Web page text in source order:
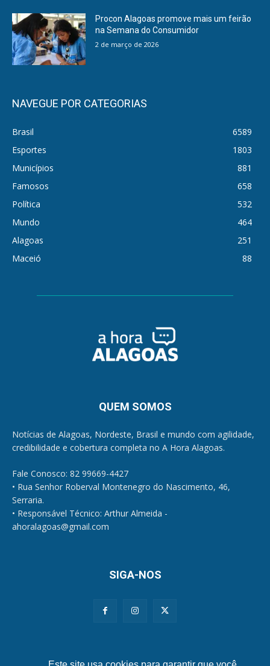
Procon Alagoas promove mais um feirão
na Semana do Consumidor
2 de março de 2026
NAVEGUE POR CATEGORIAS
Brasil
6589
Esportes
1803
Municípios
881
Famosos
658
Política
532
Mundo
464
Alagoas
251
Maceió
88
QUEM SOMOS
Notícias de Alagoas, Nordeste, Brasil e mundo com agilidade,
credibilidade e cobertura completa no A Hora Alagoas.
Fale Conosco: 82 99669-4427
• Rua Senhor Roberval Montenegro do Nascimento, 46,
Serraria.
• Responsável Técnico: Arthur Almeida -
ahoralagoas@gmail.com
SIGA-NOS